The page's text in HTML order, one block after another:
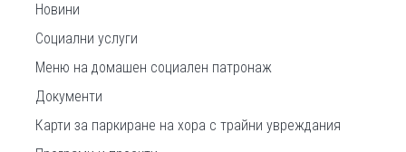
Новини
Социални услуги
Меню на домашeн социален патронаж
Документи
Карти за паркиране на хора с трайни увреждания